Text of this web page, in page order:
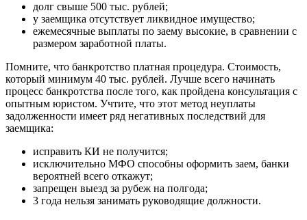
долг свыше 500 тыс. рублей;
у заемщика отсутствует ликвидное имущество;
ежемесячные выплаты по заему высокие, в сравнении с
размером заработной платы.
Помните, что банкротство платная процедура. Стоимость,
который минимум 40 тыс. рублей. Лучше всего начинать
процесс банкротства после того, как пройдена консультация с
опытным юристом. Учтите, что этот метод неуплаты
задолженности имеет ряд негативных последствий для
заемщика:
исправить КИ не получится;
исключительно МФО способны оформить заем, банки
вероятней всего откажут;
запрещен выезд за рубеж на полгода;
3 года нельзя занимать руководящие должности.